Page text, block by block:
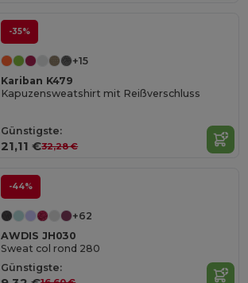
-35%
+15
Kariban K479
Kapuzensweatshirt mit Reißverschluss
Günstigste:
21,11 €32,28 €
-44%
+62
AWDIS JH030
Sweat col rond 280
Günstigste: